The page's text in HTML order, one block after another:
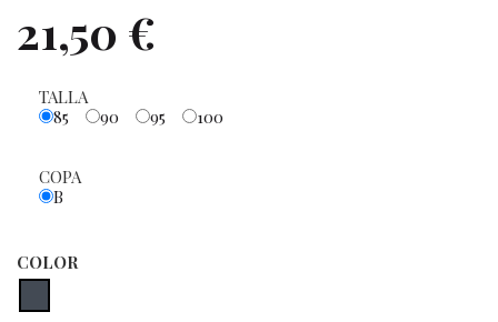
21,50 €
TALLA
85
90 95 100
COPA
B
COLOR